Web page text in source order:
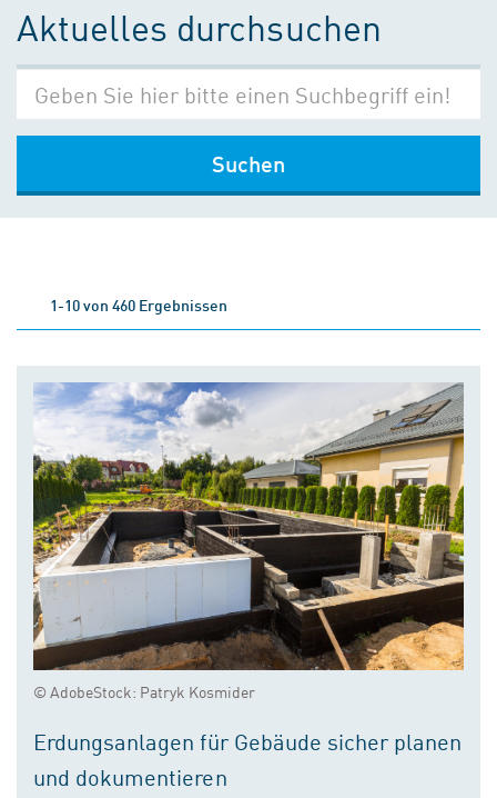
Aktuelles durchsuchen
Suchen
1-10 von 460 Ergebnissen
© AdobeStock: Patryk Kosmider
Erdungsanlagen für Gebäude sicher planen
und dokumentieren